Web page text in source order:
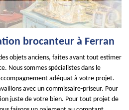
brocanteur à Ferran
objets anciens, faites avant tout estimer
Nous sommes spécialistes dans le
adéquat à votre projet.
avec un commissaire-priseur. Pour
juste de votre bien. Pour tout projet de